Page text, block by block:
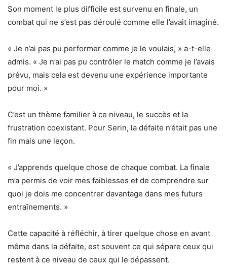
Son moment le plus difficile est survenu en finale, un
combat qui ne s’est pas déroulé comme elle l’avait imaginé.
« Je n’ai pas pu performer comme je le voulais, » a-t-elle
admis. « Je n’ai pas pu contrôler le match comme je l’avais
prévu, mais cela est devenu une expérience importante
pour moi. »
C’est un thème familier à ce niveau, le succès et la
frustration coexistant. Pour Serin, la défaite n’était pas une
fin mais une leçon.
« J’apprends quelque chose de chaque combat. La finale
m’a permis de voir mes faiblesses et de comprendre sur
quoi je dois me concentrer davantage dans mes futurs
entraînements. »
Cette capacité à réfléchir, à tirer quelque chose en avant
même dans la défaite, est souvent ce qui sépare ceux qui
restent à ce niveau de ceux qui le dépassent.